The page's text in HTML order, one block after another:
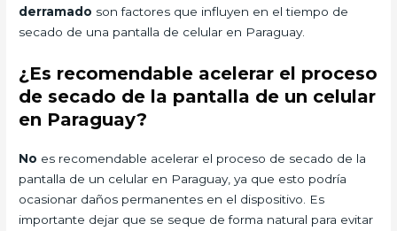
derramado son factores que influyen en el tiempo de
secado de una pantalla de celular en Paraguay.
¿Es recomendable acelerar el proceso
de secado de la pantalla de un celular
en Paraguay?
No es recomendable acelerar el proceso de secado de la
pantalla de un celular en Paraguay, ya que esto podría
ocasionar daños permanentes en el dispositivo. Es
importante dejar que se seque de forma natural para evitar